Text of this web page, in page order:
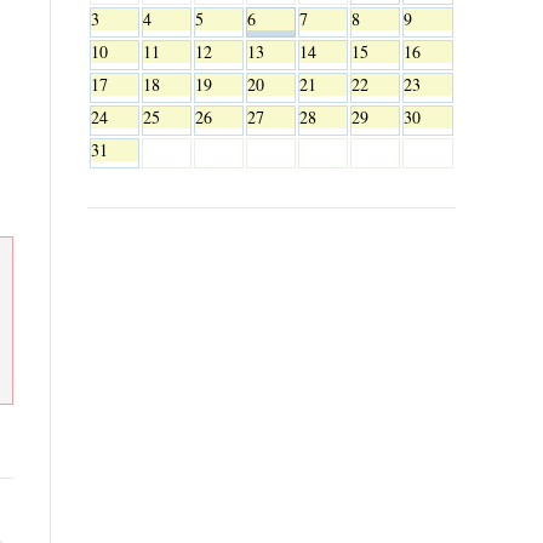
3
4 5 6 7 8
9
10
11 12 13 14 15
16
17
18 19 20 21 22
23
24
25 26 27 28 29
30
31